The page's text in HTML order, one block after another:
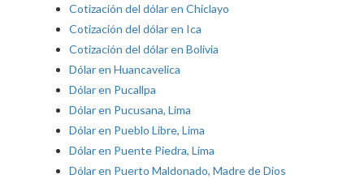
Cotización del dólar en Chiclayo
Cotización del dólar en Ica
Cotización del dólar en Bolivia
Dólar en Huancavelica
Dólar en Pucallpa
Dólar en Pucusana, Lima
Dólar en Pueblo Libre, Lima
Dólar en Puente Piedra, Lima
Dólar en Puerto Maldonado, Madre de Dios